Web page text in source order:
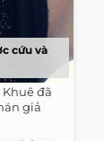
cứu và
đã
giả